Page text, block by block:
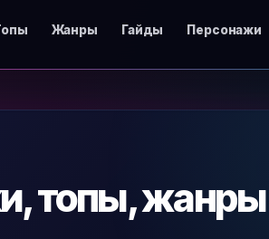
Жанры Гайды Персонажи
топы,